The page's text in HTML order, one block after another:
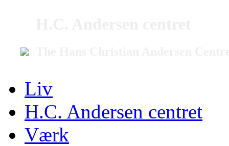
Liv
H.C. Andersen centret
Værk